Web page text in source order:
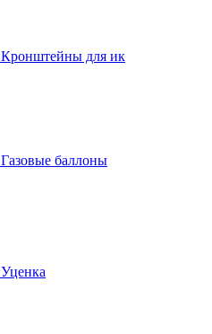
Кронштейны для ик
Газовые баллоны
Уценка